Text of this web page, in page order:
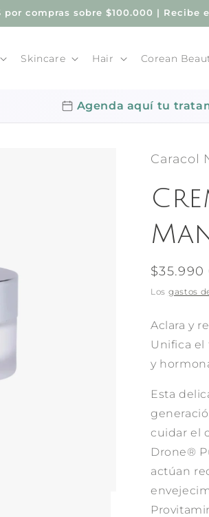
por compras sobre $100.000 |
Skincare Hair Corean
Agenda aquí tu
Caracol
Precio
habitual
$35.990
Los gastos
Aclara y
Unifica el
y
Esta
cuidar el
Drone®
actúan